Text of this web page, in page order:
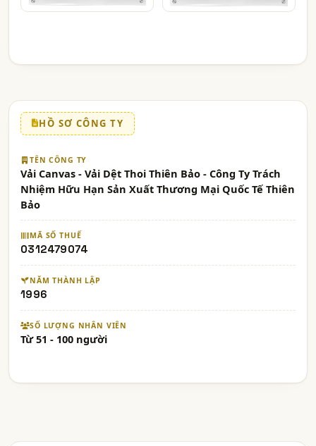
HỒ SƠ CÔNG TY
TÊN CÔNG TY
Vải Canvas - Vải Dệt Thoi Thiên Bảo - Công Ty Trách
Nhiệm Hữu Hạn Sản Xuất Thương Mại Quốc Tế Thiên
Bảo
MÃ SỐ THUẾ
0312479074
NĂM THÀNH LẬP
1996
SỐ LƯỢNG NHÂN VIÊN
Từ 51 - 100 người